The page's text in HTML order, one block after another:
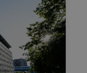
une base
une